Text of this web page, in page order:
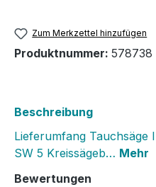
Zum Merkzettel hinzufügen
Produktnummer: 578738
Beschreibung
Lieferumfang Tauchsäge
SW 5 Kreissägeb… Mehr
Bewertungen